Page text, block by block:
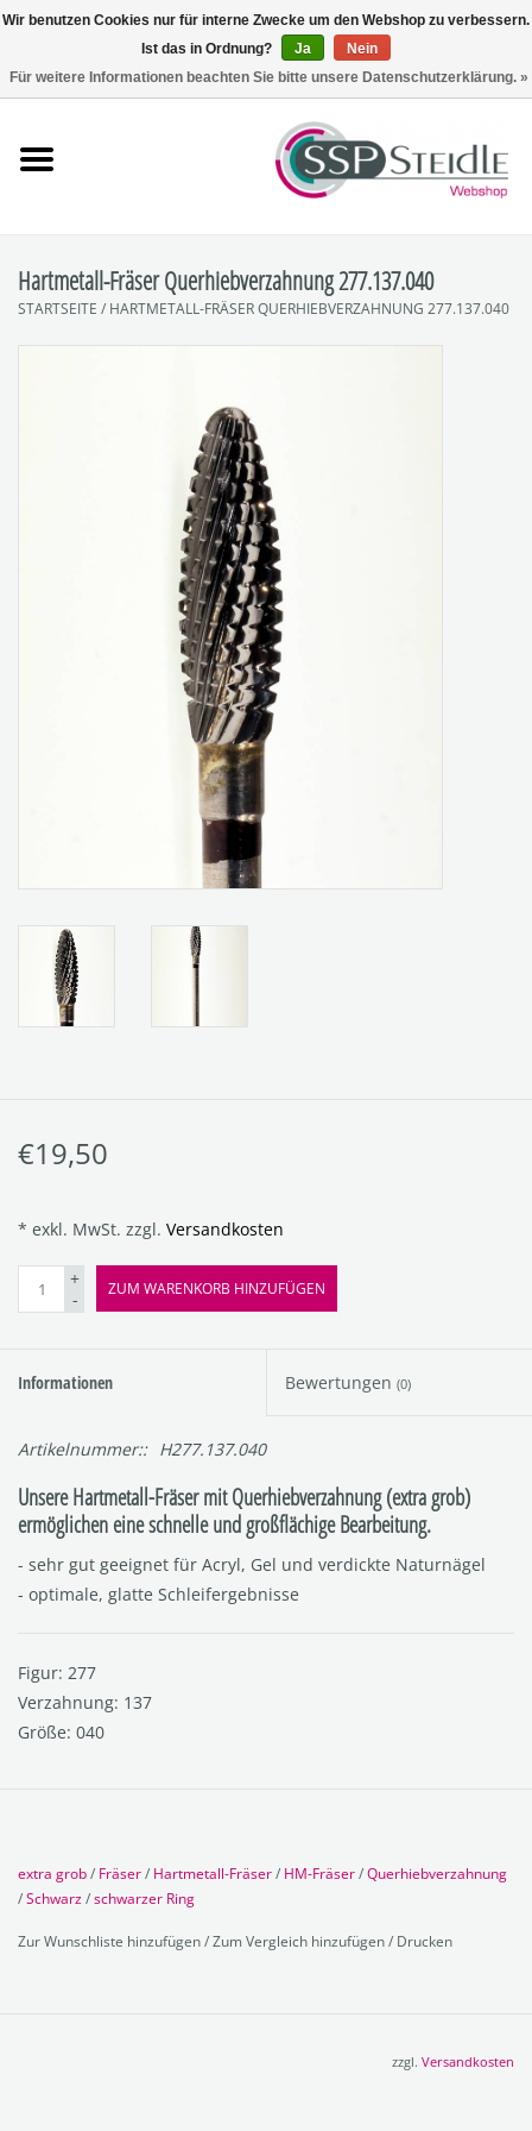
Polieren
SpuckNo | Spuckschutz
Hartmetall-Fräser Querhiebverzahnung 277.137.040
STARTSEITE / HARTMETALL-FRÄSER QUERHIEBVERZAHNUNG 277.137.040
€19,50
* exkl. MwSt. zzgl. Versandkosten
+
-
ZUM WARENKORB HINZUFÜGEN
Informationen Bewertungen (0)
Artikelnummer:: H277.137.040
Unsere Hartmetall-Fräser mit Querhiebverzahnung (extra grob)
ermöglichen eine schnelle und großflächige Bearbeitung.
- sehr gut geeignet für Acryl, Gel und verdickte Naturnägel
- optimale, glatte Schleifergebnisse
Figur: 277
Verzahnung: 137
Größe: 040
extra grob/ Fräser/ Hartmetall-Fräser/ HM-Fräser/Querhiebverzahnung
/Schwarz/schwarzer Ring
Zur Wunschliste hinzufügen/Zum Vergleich hinzufügen/ Drucken
zzgl. Versandkosten
Wir benutzen Cookies nur für interne Zwecke um den Webshop zu verbessern.
Ist das in Ordnung?
Ja
Nein
Für weitere Informationen beachten Sie bitte unsere Datenschutzerklärung. »